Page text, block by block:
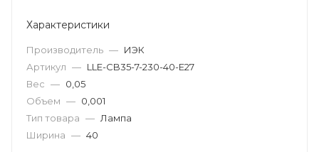
Характеристики
Производитель — ИЭК
Артикул — LLE-CB35-7-230-40-E27
Вес — 0,05
Объем — 0,001
Тип товара — Лампа
Ширина — 40